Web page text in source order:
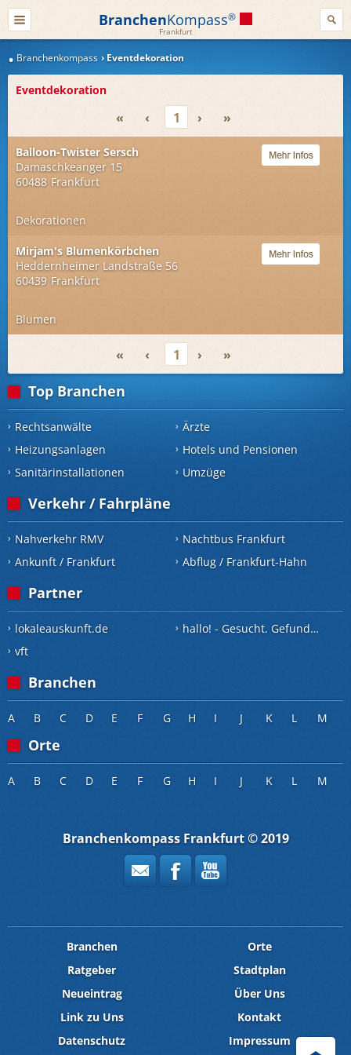
BranchenKompass®
Frankfurt
Branchenkompass Eventdekoration
Eventdekoration
« ‹ 1 › »
Balloon-Twister Sersch
Damaschkeanger 15
60488 Frankfurt
Dekorationen
Mirjam's Blumenkörbchen
Heddernheimer Landstraße 56
60439 Frankfurt
Blumen
« ‹ 1 › »
Top Branchen
Rechtsanwälte Ärzte
Heizungsanlagen
Hotels und Pensionen
Sanitärinstallationen
Umzüge
Verkehr / Fahrpläne
Nahverkehr RMV Nachtbus Frankfurt
Ankunft / Frankfurt
Abflug / Frankfurt-Hahn
Partner
lokaleauskunft.de hallo! - Gesucht. Gefunden.
vft
Branchen
A B C D E F G H I J K L M
Orte
A B C D E F G H I J K L M
Branchenkompass Frankfurt © 2019
Branchen
Orte
Ratgeber
Stadtplan
Neueintrag
Über Uns
Link zu Uns
Kontakt
Datenschutz
Impressum